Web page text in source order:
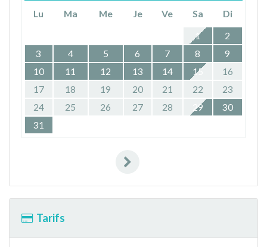
Lu Ma Me Je Ve Sa
Di
1
2
3
4 5 6 7 8
9
10
11 12 13 14 15
16
17
18 19 20 21 22
23
24
25 26 27 28 29
30
31
Tarifs